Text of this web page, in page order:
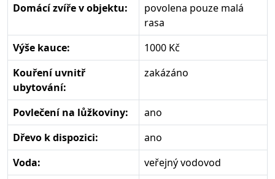
Domácí zvíře v objektu:
povolena pouze malá
rasa
Výše kauce:
1000 Kč
Kouření uvnitř
ubytování:
zakázáno
Povlečení na lůžkoviny:
ano
Dřevo k dispozici:
ano
Voda:
veřejný vodovod